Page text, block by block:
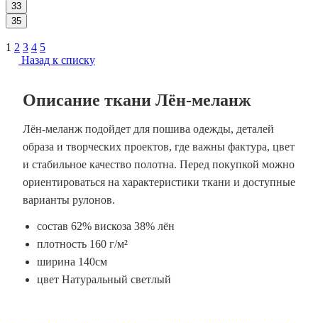
33
35
1 2 3 4 5
Назад к списку
Описание ткани Лён-меланж
Лён-меланж подойдет для пошива одежды, деталей
образа и творческих проектов, где важны фактура, цвет
и стабильное качество полотна. Перед покупкой можно
ориентироваться на характеристики ткани и доступные
варианты рулонов.
состав 62% вискоза 38% лён
плотность 160 г/м²
ширина 140см
цвет Натуральный светлый